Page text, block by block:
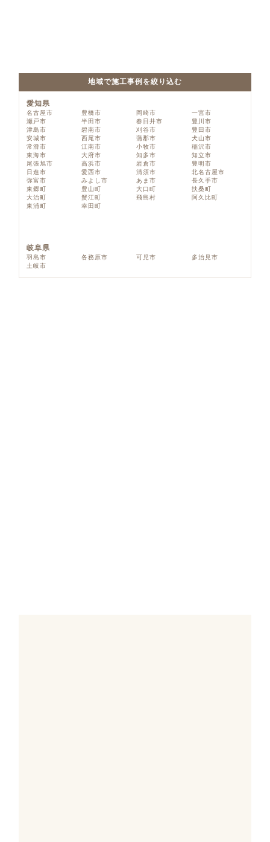
地域で施工事例を絞り込む
愛知県
名古屋市 豊橋市 岡崎市
一宮市
瀬戸市
半田市 春日井市
豊川市
津島市
碧南市 刈谷市
豊田市
安城市
西尾市 蒲郡市
犬山市
常滑市
江南市 小牧市
稲沢市
東海市
大府市 知多市
知立市
尾張旭市
高浜市 岩倉市
豊明市
日進市
愛西市 清須市
北名古屋市
弥富市
みよし市 あま市
長久手市
東郷町
豊山町 大口町
扶桑町
大治町
蟹江町 飛島村
阿久比町
東浦町
幸田町
岐阜県
羽島市 各務原市 可児市
多治見市
土岐市